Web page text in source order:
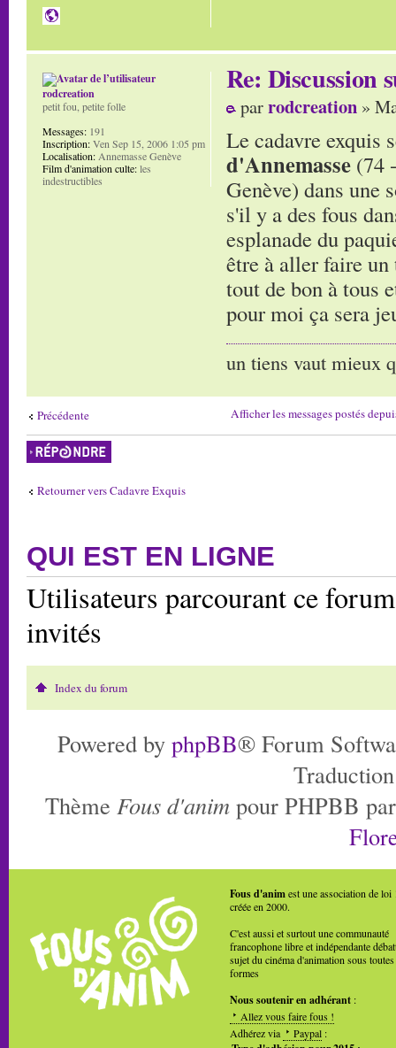
Re: Discussion
parrodcreation »
Le cadavre exquis
d'Annemasse (74
Genève) dans une
s'il y a des fous
esplanade du
être à aller faire
tout de bon à tous
pour moi ça sera
un tiens vaut mieux
rodcreation
petit fou, petite folle
Messages: 191
Inscription:Ven Sep 15, 2006 1:05 pm
Localisation: Annemasse Genève
Film d'animation culte:les
indestructibles
Précédente Afficher les messages postés
Répondre
Retourner vers Cadavre Exquis
QUI EST EN LIGNE
Utilisateurs parcourant ce
invités
Index du forum
Powered by phpBB® Forum
Thème Fous d'anim pour PHPBB
Fous d'animest une association de loi
créée en 2000.
C'est aussi et surtout une communauté
francophone libre et indépendante
sujet du cinéma d'animation sous toutes
formes
Nous soutenir en adhérant :
Allez vous faire fous !
Adhérez via
Paypal :